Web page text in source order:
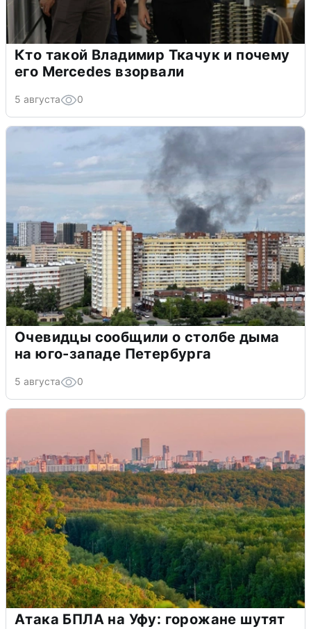
Кто такой Владимир Ткачук и почему
его Mercedes взорвали
5 августа 0
Очевидцы сообщили о столбе дыма
на юго-западе Петербурга
5 августа 0
Атака БПЛА на Уфу: горожане шутят